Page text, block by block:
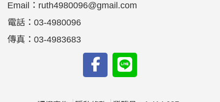
Email： ruth4980096@gmail.com
電話： 03-4980096
傳真： 03-4983683